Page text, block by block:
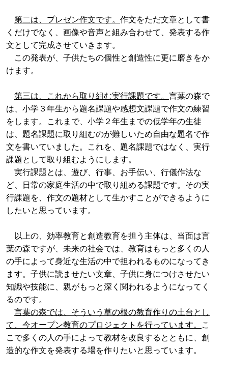
第二は、プレゼン作文です。 作文をただ文章として書
くだけでなく、画像や音声と組み合わせて、発表する作
文として完成させていきます。
この発表が、子供たちの個性と創造性に更に磨きをか
けます。
第三は、これから取り組む実行課題です。 言葉の森で
は、小学３年生から題名課題や感想文課題で作文の練習
をします。これまで、小学２年生までの低学年の生徒
は、題名課題に取り組むのが難しいため自由な題名で作
文を書いていました。これを、題名課題ではなく、実行
課題として取り組むようにします。
実行課題とは、遊び、行事、お手伝い、行儀作法な
ど、日常の家庭生活の中で取り組める課題です。その実
行課題を、作文の題材として生かすことができるように
したいと思っています。
以上の、効率教育と創造教育を担う主体は、当面は言
葉の森ですが、未来の社会では、教育はもっと多くの人
の手によって身近な生活の中で担われるものになってき
ます。子供に読ませたい文章、子供に身につけさせたい
知識や技能に、親がもっと深く関われるようになってく
るのです。
言葉の森では、そういう草の根の教育作りの土台とし
て、今オープン教育のプロジェクトを行っています。 こ
こで多くの人の手によって教材を改良するとともに、創
造的な作文を発表する場を作りたいと思っています。